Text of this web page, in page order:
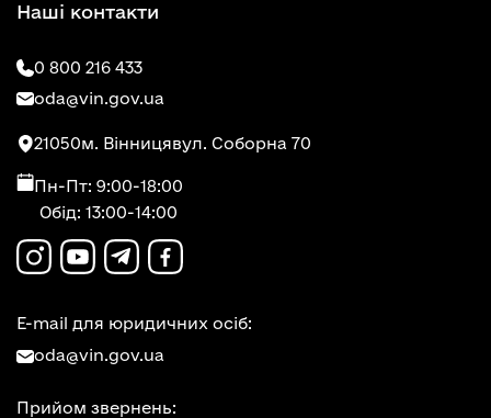
Наші контакти
0 800 216 433
oda@vin.gov.ua
21050м. Вінницявул. Соборна 70
Пн-Пт: 9:00-18:00
Обід: 13:00-14:00
E-mail для юридичних осіб:
oda@vin.gov.ua
Прийом звернень: